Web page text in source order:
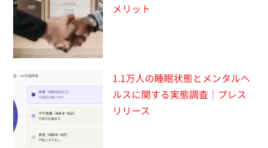
メリット
1.1万人の睡眠状態とメンタルヘ
ルスに関する実態調査｜プレス
リリース